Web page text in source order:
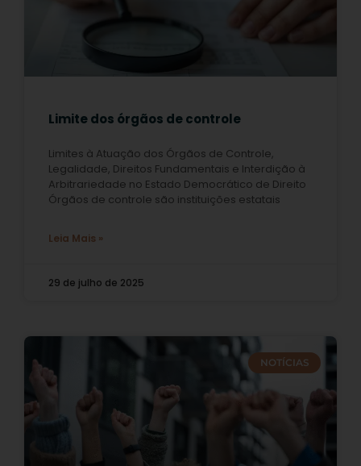
Limite dos órgãos de controle
Limites à Atuação dos Órgãos de Controle,
Legalidade, Direitos Fundamentais e Interdição à
Arbitrariedade no Estado Democrático de Direito
Órgãos de controle são instituições estatais
Leia Mais »
29 de julho de 2025
NOTÍCIAS